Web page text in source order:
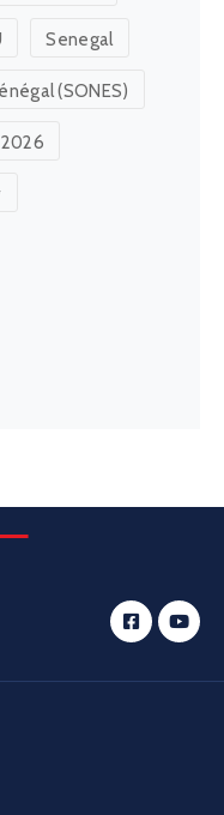
Senegal
(SONES)